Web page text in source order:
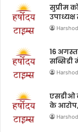
सुप्रीम
16
सब्सिडी
एसडीओ
के